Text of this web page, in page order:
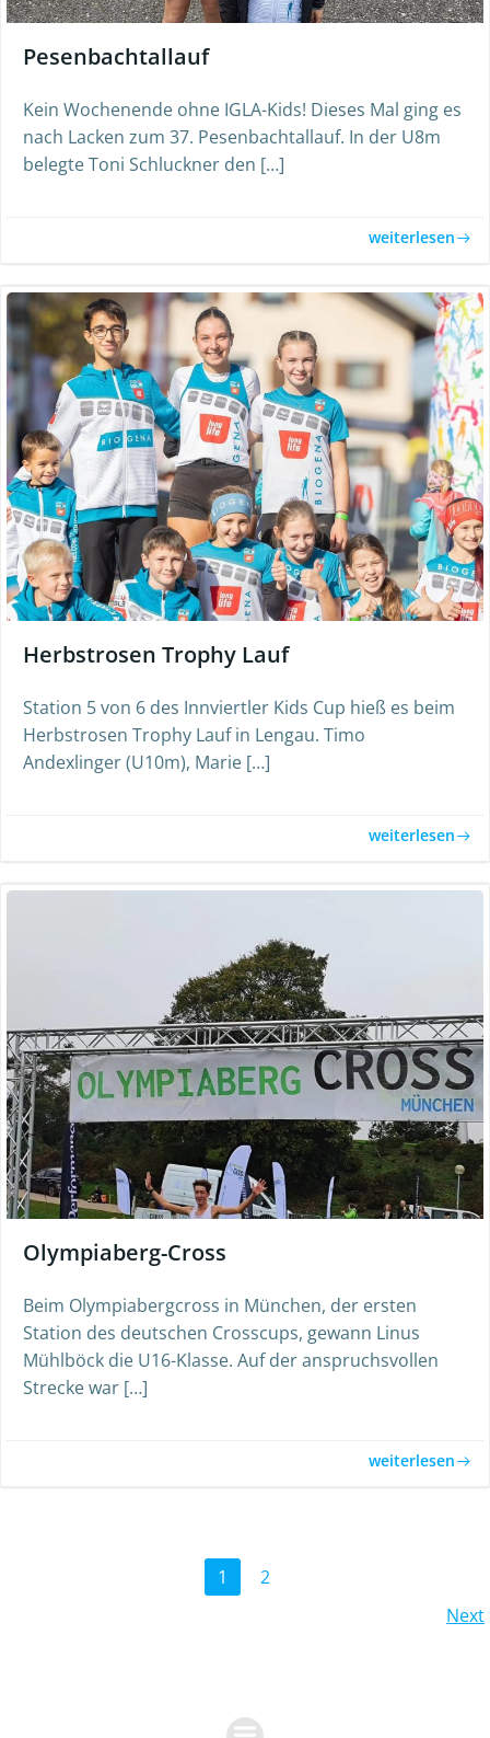
Pesenbachtallauf
Kein Wochenende ohne IGLA-Kids! Dieses Mal ging es
nach Lacken zum 37. Pesenbachtallauf. In der U8m
belegte Toni Schluckner den […]
weiterlesen
Herbstrosen Trophy Lauf
Station 5 von 6 des Innviertler Kids Cup hieß es beim
Herbstrosen Trophy Lauf in Lengau. Timo
Andexlinger (U10m), Marie […]
weiterlesen
Olympiaberg-Cross
Beim Olympiabergcross in München, der ersten
Station des deutschen Crosscups, gewann Linus
Mühlböck die U16-Klasse. Auf der anspruchsvollen
Strecke war […]
weiterlesen
Page
1 Page
2
Next